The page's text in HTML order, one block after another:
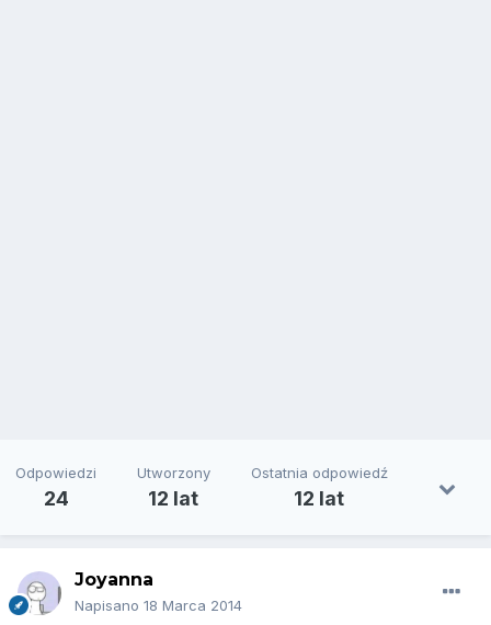
Odpowiedzi
24
Utworzony
12 lat
Ostatnia odpowiedź
12 lat
Joyanna
Napisano 18 Marca 2014